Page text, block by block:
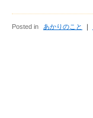
Posted in あかりのこと ｜